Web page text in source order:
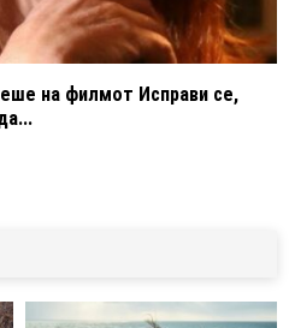
на филмот Исправи се,